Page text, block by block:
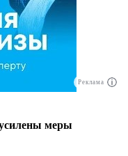
Реклама
меры